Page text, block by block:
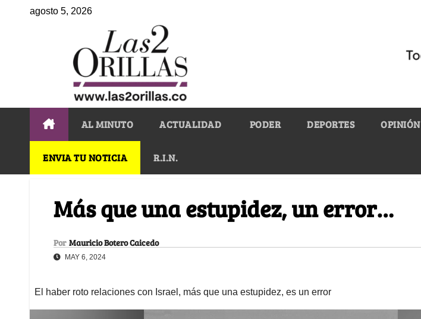
agosto 5, 2026
AL MINUTO ACTUALIDAD PODER DEPORTES OPINIÓN
ENVIA TU NOTICIA R.I.N.
Más que una estupidez, un error…
Por Mauricio Botero Caicedo
MAY 6, 2024
El haber roto relaciones con Israel, más que una estupidez, es un error